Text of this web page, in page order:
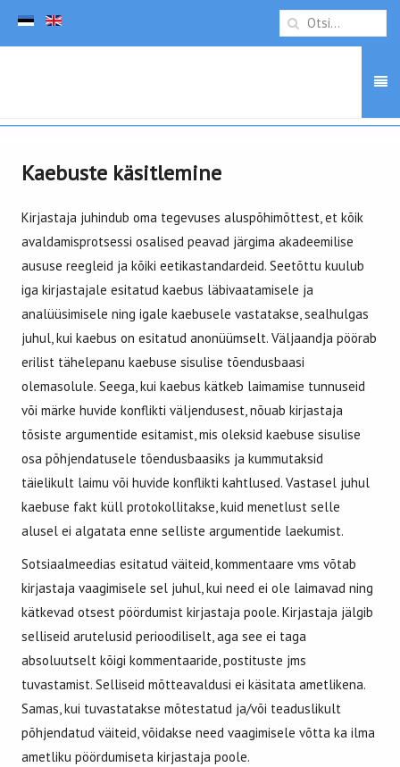
Kaebuste käsitlemine
Kirjastaja juhindub oma tegevuses aluspõhimõttest, et kõik
avaldamisprotsessi osalised peavad järgima akadeemilise
aususe reegleid ja kõiki eetikastandardeid. Seetõttu kuulub
iga kirjastajale esitatud kaebus läbivaatamisele ja
analüüsimisele ning igale kaebusele vastatakse, sealhulgas
juhul, kui kaebus on esitatud anonüümselt. Väljaandja pöörab
erilist tähelepanu kaebuse sisulise tõendusbaasi
olemasolule. Seega, kui kaebus kätkeb laimamise tunnuseid
või märke huvide konflikti väljendusest, nõuab kirjastaja
tõsiste argumentide esitamist, mis oleksid kaebuse sisulise
osa põhjendatusele tõendusbaasiks ja kummutaksid
täielikult laimu või huvide konflikti kahtlused. Vastasel juhul
kaebuse fakt küll protokollitakse, kuid menetlust selle
alusel ei algatata enne selliste argumentide laekumist.
Sotsiaalmeedias esitatud väiteid, kommentaare vms võtab
kirjastaja vaagimisele sel juhul, kui need ei ole laimavad ning
kätkevad otsest pöördumist kirjastaja poole. Kirjastaja jälgib
selliseid arutelusid perioodiliselt, aga see ei taga
absoluutselt kõigi kommentaaride, postituste jms
tuvastamist. Selliseid mõtteavaldusi ei käsitata ametlikena.
Samas, kui tuvastatakse mõtestatud ja/või teaduslikult
põhjendatud väiteid, võidakse need vaagimisele võtta ka ilma
ametliku pöördumiseta kirjastaja poole.